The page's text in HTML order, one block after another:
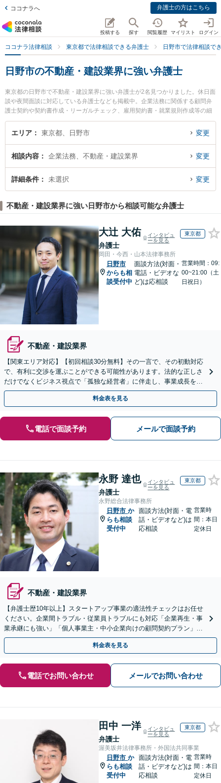
ココナラへ 弁護士の方はこちら
投稿する 探す 閲覧履歴 マイリスト ログイン
ココナラ法律相談 東京都で法律相談できる弁護士 日野市で法律相談で
日野市の不動産・建設業界に強い弁護士
東京都の日野市で不動産・建設業界に強い弁護士が2名見つかりました。休日面
談や夜間面談に対応している弁護士なども掲載中。企業法務に関係する顧問弁
護士契約や契約書作成・リーガルチェック、雇用契約書・就業規則作成等の細
かな分野での絞り込み検索もでき便利です。特に日野市民法律事務所の山下 太
郎弁護士や日野市民法律事務所の杉浦 悠弁護士のプロフィール情報や弁護士費
ラブル解決の実績豊富な近くの弁護士を検索したい』『初回相談無料で不動
産・建設業界を法律相談できる日野市内の弁護士に相談予約したい』などでお
困りの相談者さんにおすすめです。
エリア 東京都、日野市 変更
相談内容 企業法務、不動産・建設業界 変更
詳細条件 未選択 変更
不動産・建設業界に強い日野市から相談可能な弁護士
大辻 大佑
弁護士
インタビュ
ーを見る
東京都
岡田・今西・山本法律事務所
日野市
からも相
談受付中
面談方法(対面・
電話・ビデオな
ど)は応相談
営業時間：09:
00~21:00（土
日祝日）
不動産・建設業界
【関東エリア対応】【初回相談30分無料】その一言で、その初動対応
で、有利に交渉を運ぶことができる可能性があります。法的な正しさ
だけでなくビジネス視点で「孤独な経営者」に伴走し、事業成長を支
えます。Web面談・セカンドオピニオン対応可。
料金表を見る
電話で面談予約 メールで面談予約
永野 達也
弁護士
インタビュ
ーを見る
東京都
永野総合法律事務所
日野市 か
らも相談
受付中
面談方法(対面・電
話・ビデオなど)は
応相談
営業時
間：本日
定休日
不動産・建設業界
【弁護士歴10年以上】スタートアップ事業の適法性チェックはお任せ
ください。企業間トラブル・従業員トラブルにも対応「企業再生・事
業承継にも強い」「個人事業主・中小企業向けの顧問契約プラン」
【休日・夜間対応】【Web相談可】
料金表を見る
電話でお問い合わせ メールでお問い合わせ
田中 一洋
弁護士
インタビュ
ーを見る
東京都
渥美坂井法律事務所・外国法共同事業
日野市 か
らも相談
受付中
面談方法(対面・電
話・ビデオなど)は
応相談
営業時
間：本日
定休日